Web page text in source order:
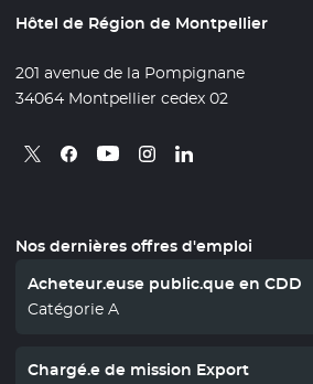
Hôtel de Région de Montpellier
201 avenue de la Pompignane
34064 Montpellier cedex 02
Retrouvez nous sur X
- Nouvelle fenêtre
Retrouvez nous sur Facebook
- Nouvelle fenêtre
Retrouvez nous sur Youtube
- Nouvelle fenêtre
Retrouvez nous sur
- Nouvelle fenêtre
Retrouvez nous
- Nouvelle
Nos dernières offres d'emploi
Acheteur.euse public.que en CDD
Catégorie A
Chargé.e de mission Export